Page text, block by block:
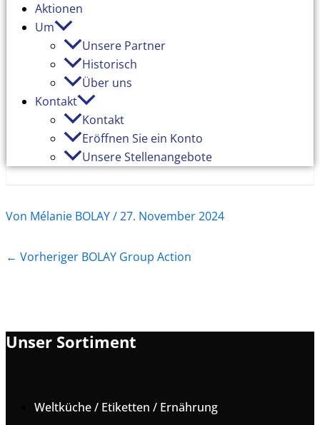
Aktionen
Um
Unsere Partner
Historisch
Über uns
Kontakt
Kontakt
Eröffnen Sie ein Konto
Unsere Stellenangebote
Von Mélanie BOLAY/27. November 2024
← Vorheriger BOLAY Group Action
Unser Sortiment
Weltküche / Etiketten / Ernährung